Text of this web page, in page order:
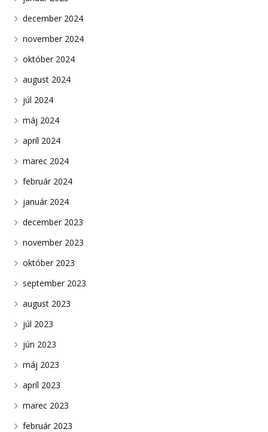
december 2024
november 2024
október 2024
august 2024
júl 2024
máj 2024
apríl 2024
marec 2024
február 2024
január 2024
december 2023
november 2023
október 2023
september 2023
august 2023
júl 2023
jún 2023
máj 2023
apríl 2023
marec 2023
február 2023